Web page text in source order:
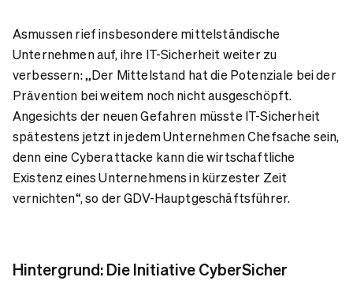
Asmussen rief insbesondere mittelständische
Unternehmen auf, ihre IT-Sicherheit weiter zu
verbessern: „Der Mittelstand hat die Potenziale bei der
Prävention bei weitem noch nicht ausgeschöpft.
Angesichts der neuen Gefahren müsste IT-Sicherheit
spätestens jetzt in jedem Unternehmen Chefsache sein,
denn eine Cyberattacke kann die wirtschaftliche
Existenz eines Unternehmens in kürzester Zeit
vernichten“, so der GDV-Hauptgeschäftsführer.
Hintergrund: Die Initiative CyberSicher